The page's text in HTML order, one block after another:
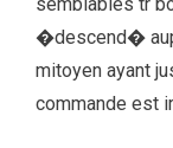
�descend�
mitoyen ayant
commande est